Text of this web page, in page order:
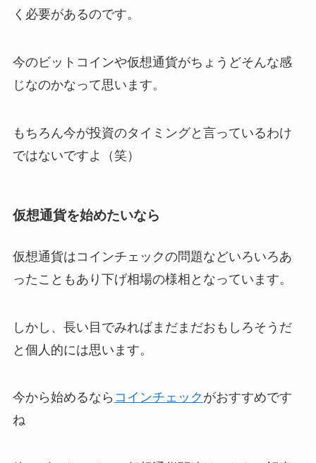
く必要があるのです。
今のビットコインや仮想通貨がちょうどそんな感
じなのかなって思います。
もちろん今が投資のタイミングと言っているわけ
ではないですよ（笑）
仮想通貨を始めたいなら
仮想通貨はコインチェックの問題などいろいろあ
ったこともあり下げ相場の様相となっています。
しかし、長い目でみればまだまだおもしろそうだ
と個人的には思います。
今から始めるなら コインチェック がおすすめです
ね